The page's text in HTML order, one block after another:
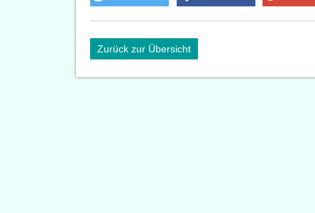
Zurück zur Übersicht